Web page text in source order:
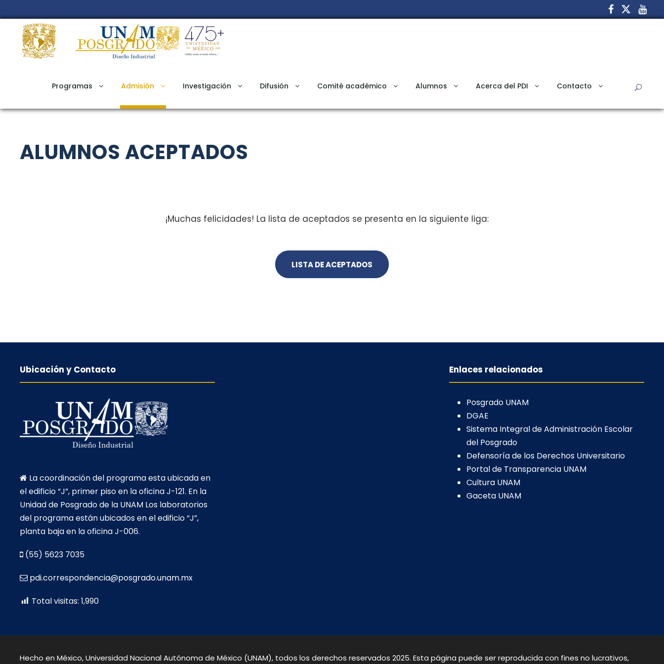
Programas Admisión Investigación Difusión Comité académico Alumnos Acerca del PDI Contacto
ALUMNOS ACEPTADOS
¡Muchas felicidades! La lista de aceptados se presenta en la siguiente liga:
LISTA DE ACEPTADOS
Ubicación y Contacto
La coordinación del programa esta ubicada en
el edificio “J”, primer piso en la oficina J-121. En la
Unidad de Posgrado de la UNAM Los laboratorios
del programa están ubicados en el edificio “J”,
planta baja en la oficina J-006.
(55) 5623 7035
pdi.correspondencia@posgrado.unam.mx
Total visitas: 1,990
Enlaces relacionados
Posgrado UNAM
DGAE
Sistema Integral de Administración Escolar
del Posgrado
Defensoría de los Derechos Universitario
Portal de Transparencia UNAM
Cultura UNAM
Gaceta UNAM
Hecho en México, Universidad Nacional Autónoma de México (UNAM), todos los derechos reservados 2025. Esta página puede ser reproducida con fines no lucrativos,